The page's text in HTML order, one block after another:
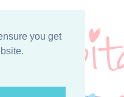
you get